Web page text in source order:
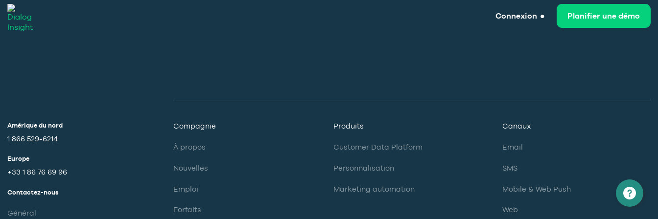
Connexion Planifier une démo
Amérique du nord
1 866 529-6214
Europe
+33 1 86 76 69 96
Contactez-nous
Général
Compagnie
À propos
Nouvelles
Emploi
Forfaits
Produits
Customer Data Platform
Personnalisation
Marketing automation
Canaux
Email
SMS
Mobile & Web Push
Web